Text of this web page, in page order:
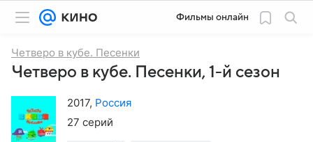
Фильмы онлайн
Четверо в кубе. Песенки
Четверо в кубе. Песенки, 1-й сезон
2017, Россия
27 серий